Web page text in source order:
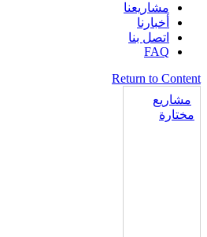
مشاريعنا
أخبارنا
اتصل بنا
FAQ
Return to Content
مشاريع
مختارة